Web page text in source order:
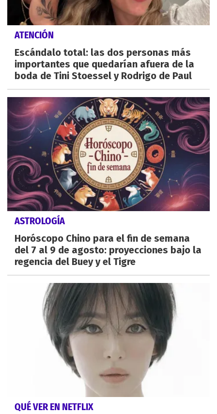
ATENCIÓN
Escándalo total: las dos personas más
importantes que quedarían afuera de la
boda de Tini Stoessel y Rodrigo de Paul
ASTROLOGÍA
Horóscopo Chino para el fin de semana
del 7 al 9 de agosto: proyecciones bajo la
regencia del Buey y el Tigre
QUÉ VER EN NETFLIX